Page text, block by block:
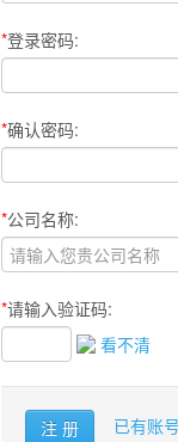
*登录密码:
*确认密码:
*公司名称:
*请输入验证码:
看不清
已有账